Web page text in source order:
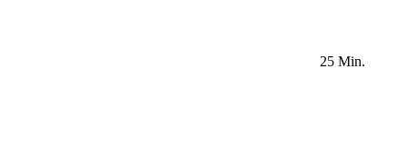
25 Min.